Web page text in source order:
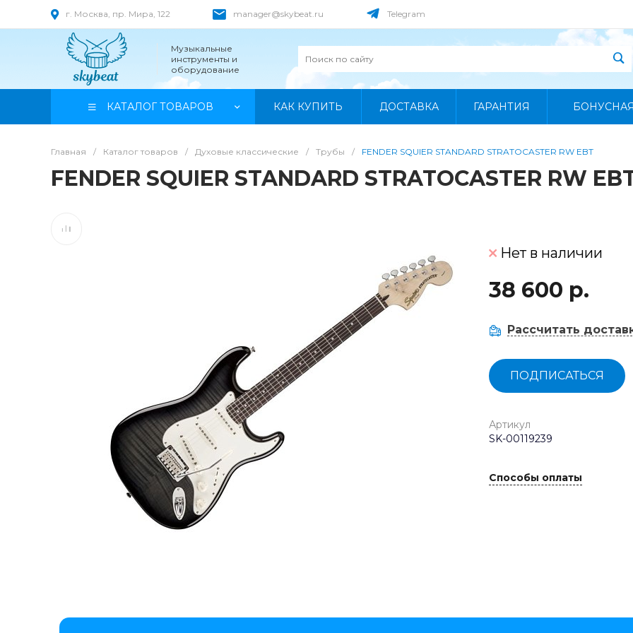
г. Москва, пр. Мира, 122 manager@skybeat.ru Telegram
Музыкальные
инструменты и
оборудование
КАТАЛОГ ТОВАРОВ КАК КУПИТЬ ДОСТАВКА ГАРАНТИЯ
Главная / Каталог товаров / Духовые классические / Трубы / FENDER SQUIER STANDARD STRATOCASTER RW EBT
FENDER SQUIER STANDARD STRATOCASTER RW
Нет в наличии
38 600 р.
Рассчитать
ПОДПИСАТЬСЯ
Артикул
SK-00119239
Способы оплаты